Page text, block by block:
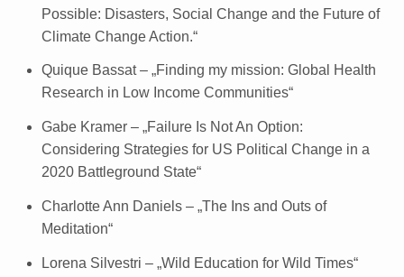
Possible: Disasters, Social Change and the Future of
Climate Change Action.“
Quique Bassat – „Finding my mission: Global Health
Research in Low Income Communities“
Gabe Kramer – „Failure Is Not An Option:
Considering Strategies for US Political Change in a
2020 Battleground State“
Charlotte Ann Daniels – „The Ins and Outs of
Meditation“
Lorena Silvestri – „Wild Education for Wild Times“